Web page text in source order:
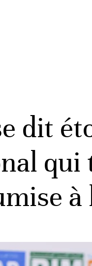
dit
qui
à